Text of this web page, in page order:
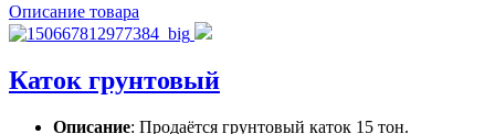
Описание товара
Каток грунтовый
Описание: Продаётся грунтовый каток 15 тон.